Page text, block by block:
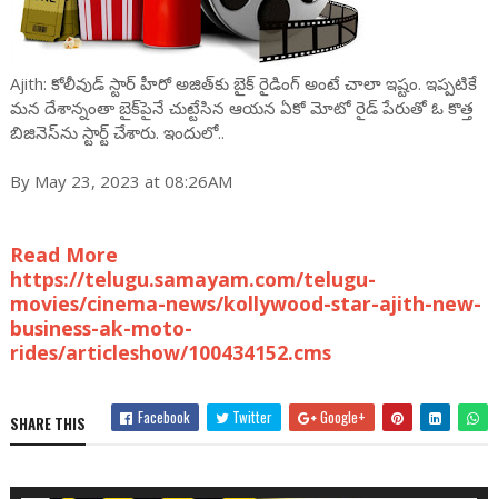
Ajith: కోలీవుడ్ స్టార్ హీరో అజిత్‌కు బైక్ రైడింగ్ అంటే చాలా ఇష్టం. ఇప్ప‌టికే
మ‌న దేశాన్నంతా బైక్‌పైనే చుట్టేసిన ఆయ‌న ఏకో మోటో రైడ్ పేరుతో ఓ కొత్త
బిజినెస్‌ను స్టార్ట్ చేశారు. ఇందులో..
By May 23, 2023 at 08:26AM
Read More
https://telugu.samayam.com/telugu-
movies/cinema-news/kollywood-star-ajith-new-
business-ak-moto-
rides/articleshow/100434152.cms
SHARE THIS Facebook Twitter Google+